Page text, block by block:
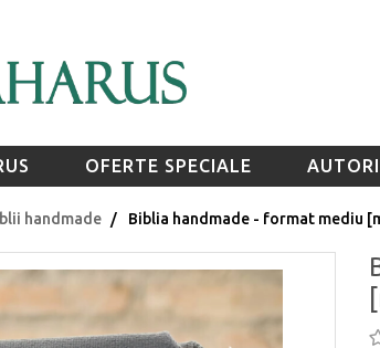
OFERTE SPECIALE AUTORI
handmade Biblia handmade - format mediu